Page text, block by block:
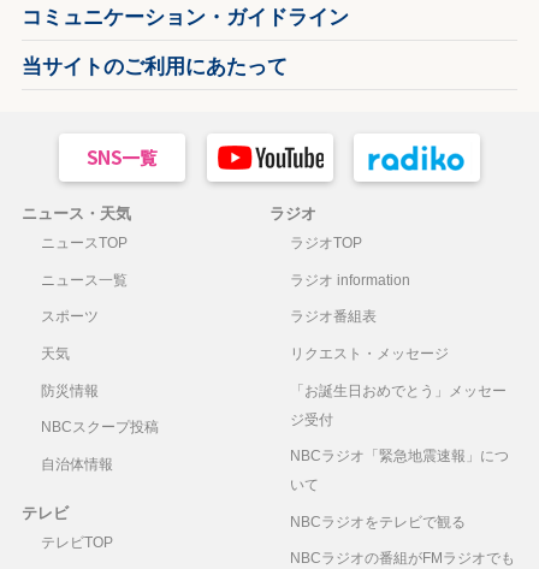
コミュニケーション・ガイドライン
当サイトのご利用にあたって
ニュース・天気
ニュースTOP
ニュース一覧
スポーツ
天気
防災情報
NBCスクープ投稿
自治体情報
テレビ
テレビTOP
ラジオ
ラジオTOP
ラジオ information
ラジオ番組表
リクエスト・メッセージ
「お誕生日おめでとう」メッセー
ジ受付
NBCラジオ「緊急地震速報」につ
いて
NBCラジオをテレビで観る
NBCラジオの番組がFMラジオでも